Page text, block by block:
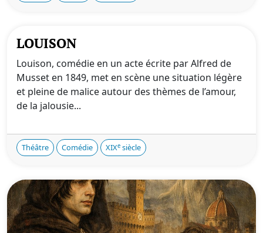
LOUISON
Louison, comédie en un acte écrite par Alfred de
Musset en 1849, met en scène une situation légère
et pleine de malice autour des thèmes de l’amour,
de la jalousie...
Théâtre Comédie XIXe siècle